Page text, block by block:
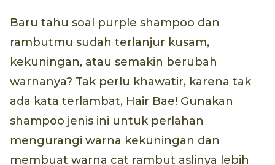
Baru tahu soal purple shampoo dan
rambutmu sudah terlanjur kusam,
kekuningan, atau semakin berubah
warnanya? Tak perlu khawatir, karena tak
ada kata terlambat, Hair Bae! Gunakan
shampoo jenis ini untuk perlahan
mengurangi warna kekuningan dan
membuat warna cat rambut aslinya lebih